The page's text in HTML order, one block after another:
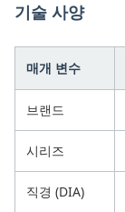
기술 사양
매개 변수
브랜드
시리즈
직경 (DIA)